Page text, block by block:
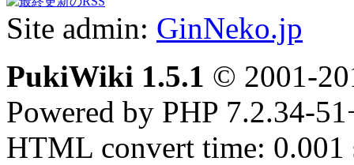
Site admin: GinNeko.jp
PukiWiki 1.5.1 © 2001-
Powered by PHP 7.2.34-
HTML convert time: 0.001